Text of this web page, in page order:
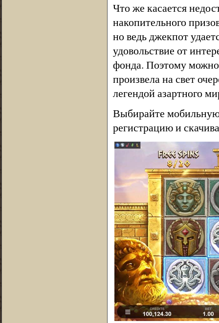
Что же касается
накопительного
но ведь джекпот
удовольствие от
фонда. Поэтому
произвела на свет
легендой азартного
Выбирайте
регистрацию и